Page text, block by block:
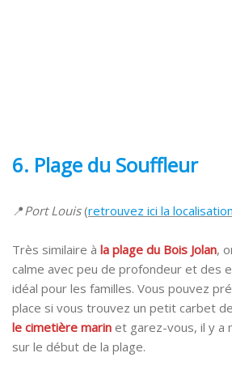
6. Plage du Souffleur
📍 Port Louis(retrouvez ici la localisation
Très similaire à la plage du Bois Jolan,
calme avec peu de profondeur et des
idéal pour les familles. Vous pouvez
place si vous trouvez un petit carbet
le cimetière marin et garez-vous, il y a
sur le début de la plage.